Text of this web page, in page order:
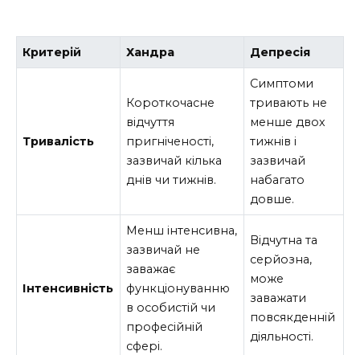
Критерій Хандра Депресія
Тривалість
Короткочасне
відчуття
пригніченості,
зазвичай кілька
днів чи тижнів.
Симптоми
тривають не
менше двох
тижнів і
зазвичай
набагато
довше.
Інтенсивність
Менш інтенсивна,
зазвичай не
заважає
функціонуванню
в особистій чи
професійній
сфері.
Відчутна та
серйозна,
може
заважати
повсякденній
діяльності.